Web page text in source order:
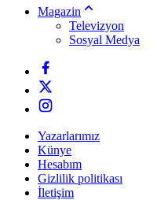
Magazin
Televizyon
Sosyal Medya
Yazarlarımız
Künye
Hesabım
Gizlilik politikası
İletişim